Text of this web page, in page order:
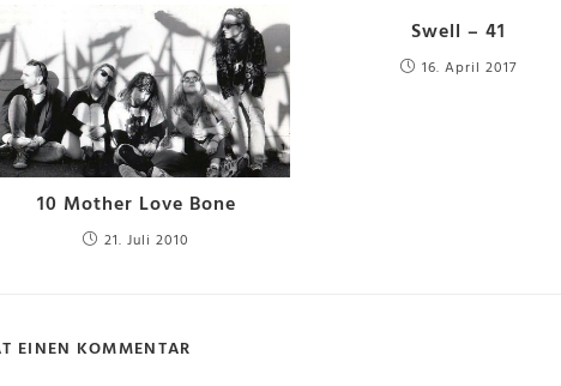
10 Mother Love Bone
21. Juli 2010
Swell – 41
16. April 2017
EINEN KOMMENTAR